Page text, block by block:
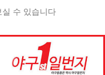
수 있습니다